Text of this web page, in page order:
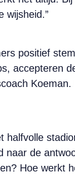
wijsheid.”
positief
accepteren
naar de
Hoe werkt